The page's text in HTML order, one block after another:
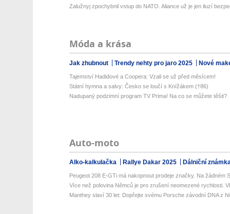
Zalužnyj zpochybnil vstup do NATO. Aliance už je jen iluzí
Móda a krása
Jak zhubnout Trendy nehty pro jaro 2025 Nové
Tajemství Hadidové a Coopera: Vzali se už před měsícem!
Státní hymna a salvy: Česko se loučí s Knížákem (†86)
Nadupaný podzimní program TV Prima! Na co se můžete těšit?
Auto-moto
Alko-kalkulačka Rallye Dakar 2025 Dálniční
Peugeot 208 E-GTi má nakopnout prodeje značky. Na žádném
Více než polovina Němců je pro zrušení neomezené rychlosti.
Manthey slaví 30 let: Dopřejte svému Porsche závodní DNA z